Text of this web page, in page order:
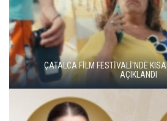
YEŞİM USTAOĞLU'NUN
DÜNYA PRÖMİYERİNİ